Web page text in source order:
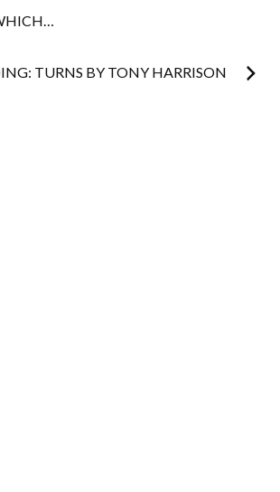
TURNS BY TONY HARRISON